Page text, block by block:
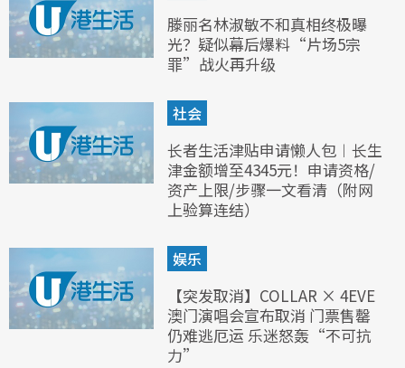
滕丽名林淑敏不和真相终极曝
光？疑似幕后爆料“片场5宗
罪”战火再升级
社会
长者生活津贴申请懒人包︱长生
津金额增至4345元！申请资格/
资产上限/步骤一文看清（附网
上验算连结）
娱乐
【突发取消】COLLAR × 4EVE
澳门演唱会宣布取消 门票售罄
仍难逃厄运 乐迷怒轰“不可抗
力”